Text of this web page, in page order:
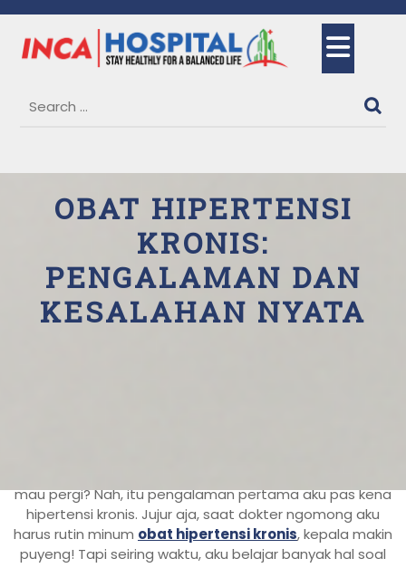
content
OBAT HIPERTENSI
KRONIS:
PENGALAMAN DAN
KESALAHAN NYATA
mau pergi? Nah, itu pengalaman pertama aku pas kena
hipertensi kronis. Jujur aja, saat dokter ngomong aku
harus rutin minum obat hipertensi kronis, kepala makin
puyeng! Tapi seiring waktu, aku belajar banyak hal soal